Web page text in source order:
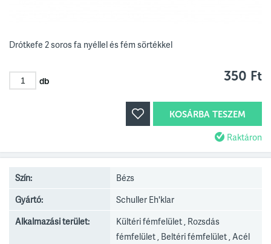
Drótkefe 2 soros fa nyéllel és fém sörtékkel
db 350 Ft
KOSÁRBA TESZEM
Raktáron
Szín:
Bézs
Gyártó:
Schuller Eh'klar
Alkalmazási terület:
Kültéri fémfelület , Rozsdás
fémfelület , Beltéri fémfelület , Acél